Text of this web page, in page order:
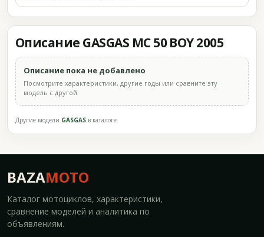
Описание GASGAS MC 50 BOY 2005
Описание пока не добавлено
Посмотрите характеристики, другие годы или сравните эту
модель с другой.
Другие модели GASGAS в каталоге
BAZAMOTO
Каталог мотоциклов, характеристики,
сравнение моделей и аналитика по
объявлениям.